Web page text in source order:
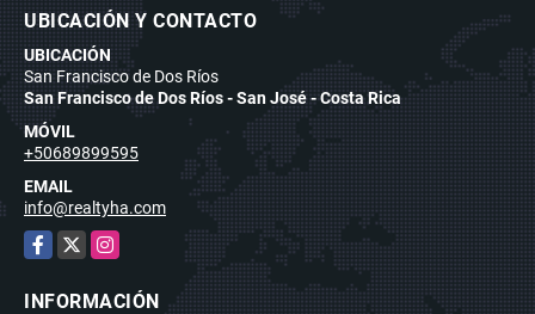
UBICACIÓN Y CONTACTO
UBICACIÓN
San Francisco de Dos Ríos
San Francisco de Dos Ríos - San José - Costa Rica
MÓVIL
+50689899595
EMAIL
info@realtyha.com
Facebook
X Instagram
INFORMACIÓN